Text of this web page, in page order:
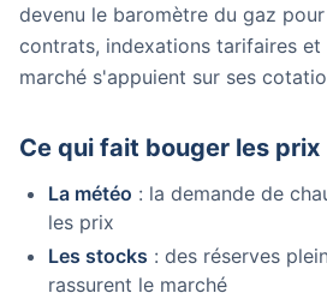
devenu le baromètre du gaz
contrats, indexations tarifaires
marché s'appuient sur ses
Ce qui fait bouger les prix
La météo : la demande de
les prix
Les stocks : des réserves
rassurent le marché